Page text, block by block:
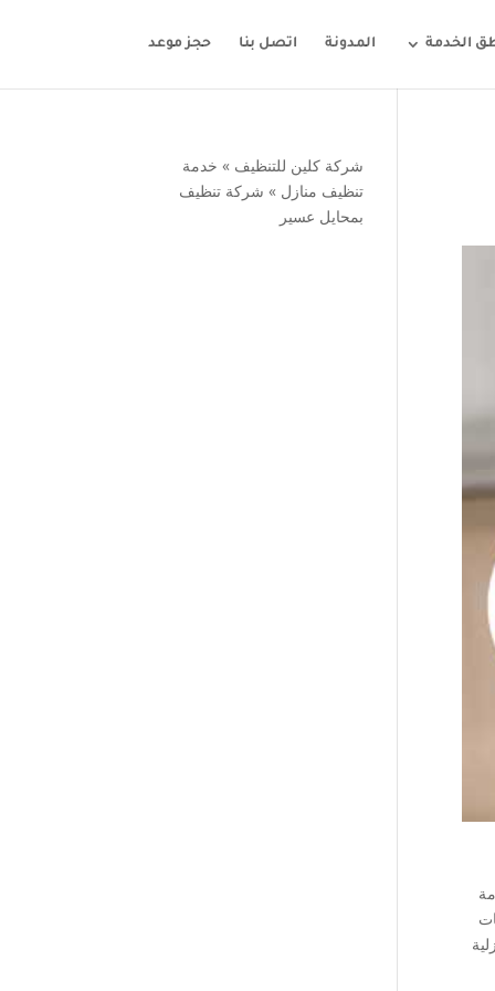
الخدمة المدونة اتصل بنا حجز موعد
شركة كلين للتنظيف » خدمة
تنظيف منازل » شركة تنظيف
بمحايل عسير